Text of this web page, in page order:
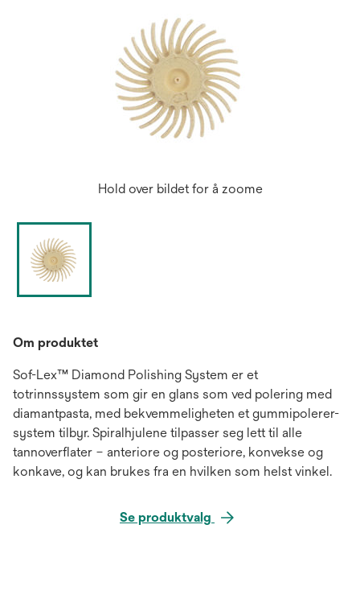
Hold over bildet for å zoome
Om produktet
Sof-Lex™ Diamond Polishing System er et
totrinnssystem som gir en glans som ved polering med
diamantpasta, med bekvemmeligheten et gummipolerer-
system tilbyr. Spiralhjulene tilpasser seg lett til alle
tannoverflater – anteriore og posteriore, konvekse og
konkave, og kan brukes fra en hvilken som helst vinkel.
Se produktvalg